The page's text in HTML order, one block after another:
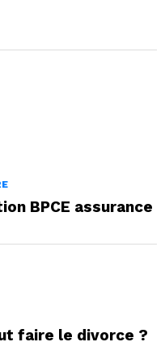
BPCE assurance
faire le divorce ?